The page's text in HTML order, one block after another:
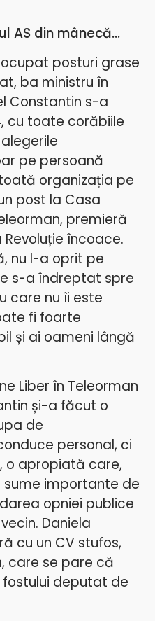
AS din mânecă…
posturi grase
ba ministru în
Constantin s-a
cu toate corăbiile
pe persoană
organizația pe
post la Casa
premieră
încoace.
nu l-a oprit pe
s-a îndreptat spre
care nu îi este
fi foarte
și ai oameni lângă
Liber în Teleorman
și-a făcut o
de
personal, ci
o apropiată care,
importante de
opniei publice
Daniela
cu un CV stufos,
care se pare că
deputat de